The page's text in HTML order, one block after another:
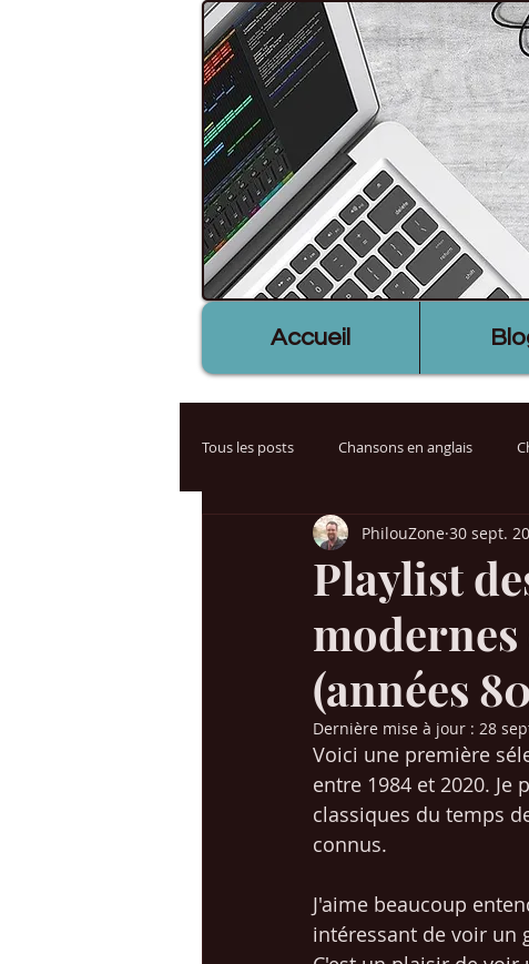
Accueil
Tous les posts Chansons en anglais
Billboard USA Charts UK Hit
Chansons années 60-70 Chansons
Succès / genres Mes voyages en
Christmas / Noël Jeunesse
Playlist
modernes
(années
PhilouZone 30 sept.
Dernière mise à jour : 28
Voici une première
entre 1984 et 2020.
classiques du temps
connus.
J'aime beaucoup
intéressant de voir un